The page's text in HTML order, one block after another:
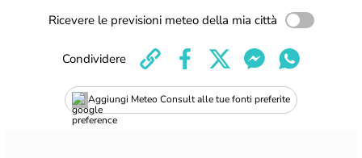
Ricevere le previsioni meteo della mia città
Aggiungi Meteo Consult alle tue fonti preferite
Condividere